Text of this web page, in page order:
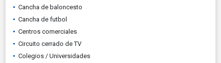
Cancha de baloncesto
Cancha de futbol
Centros comerciales
Circuito cerrado de TV
Colegios / Universidades